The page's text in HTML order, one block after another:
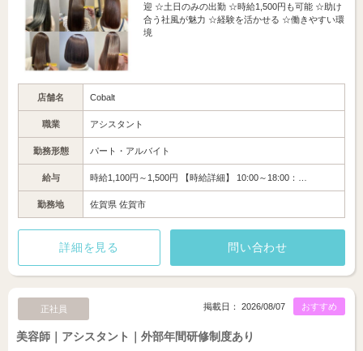
迎 ☆土日のみの出勤 ☆時給1,500円も可能 ☆助け
合う社風が魅力 ☆経験を活かせる ☆働きやすい環
境
店舗名 Cobalt
職業 アシスタント
勤務形態 パート・アルバイト
給与 時給1,100円～1,500円 【時給詳細】 10:00～18:00：…
勤務地 佐賀県 佐賀市
詳細を見る 問い合わせ
正社員 おすすめ
掲載日： 2026/08/07
美容師｜アシスタント｜外部年間研修制度あり